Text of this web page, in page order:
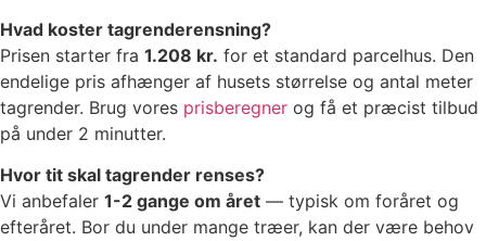
Hvad koster tagrenderensning?
Prisen starter fra 1.208 kr. for et standard parcelhus. Den
endelige pris afhænger af husets størrelse og antal meter
tagrender. Brug vores prisberegner og få et præcist tilbud
på under 2 minutter.
Hvor tit skal tagrender renses?
Vi anbefaler 1-2 gange om året — typisk om foråret og
efteråret. Bor du under mange træer, kan der være behov